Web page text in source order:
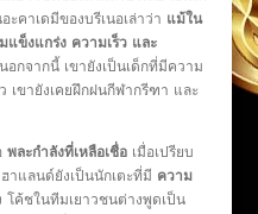
ะคาเดมีของบรีเนอเล่าว่า แม้ใน
แข็งแกร่ง ความเร็ว และ
กจากนี้ เขายังเป็นเด็กที่มีความ
ขายังเคยฝึกฝนกีฬากรีฑา และ
พละกำลังที่เหลือเชื่อเมื่อเปรียบ
าแลนด์ยังเป็นนักเตะที่มี ความ
ค้ชในทีมเยาวชนต่างพูดเป็น